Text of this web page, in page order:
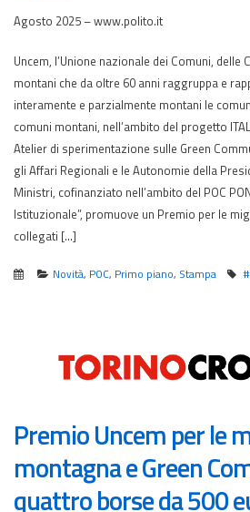
Agosto 2025 – www.polito.it
Uncem, l’Unione nazionale dei Comuni, delle
montani che da oltre 60 anni raggruppa e
interamente e parzialmente montani le
comuni montani, nell’ambito del progetto
Atelier di sperimentazione sulle Green
gli Affari Regionali e le Autonomie della
Ministri, cofinanziato nell’ambito del POC
Istituzionale”, promuove un Premio per le
collegati […]
Novità, POC, Primo piano, Stampa
Premio Uncem per le
montagna e Green
quattro borse da 500